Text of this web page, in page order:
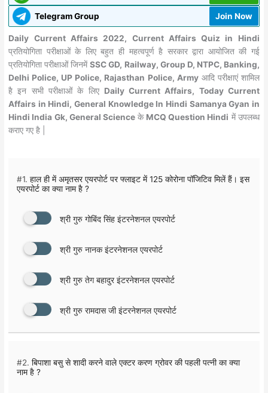
Telegram Group Join Now
Daily Current Affairs 2022, Current Affairs Quiz in Hindi
प्रतियोगिता परीक्षाओं के लिए बहुत ही महत्वपूर्ण है सरकार द्वारा आयोजित की गई
प्रतियोगिता परीक्षाओं जिनमेंSSC GD, Railway, Group D, NTPC, Banking,
Delhi Police, UP Police, Rajasthan Police, Armyआदि परीक्षाएं शामिल
है इन सभी परीक्षाओं के लिए Daily Current Affairs, Today Current
Affairs in Hindi, General Knowledge In Hindi Samanya Gyan in
Hindi India Gk, General Scienceके MCQ Question Hindi में उपलब्ध
कराए गए है |
#1. हाल ही में अमृतसर एयरपोर्ट पर फ्लाइट में 125 कोरोना पाॅजिटिव मिलें हैं। इस
एयरपोर्ट का क्या नाम है ?
श्री गुरु गोबिंद सिंह इंटरनेशनल एयरपोर्ट
श्री गुरु नानक इंटरनेशनल एयरपोर्ट
श्री गुरु तेग बहादुर इंटरनेशनल एयरपोर्ट
श्री गुरु रामदास जी इंटरनेशनल एयरपोर्ट
#2. बिपाशा बसु से शादी करने वाले एक्टर करण ग्रोवर की पहली पत्नी का क्या
नाम है ?